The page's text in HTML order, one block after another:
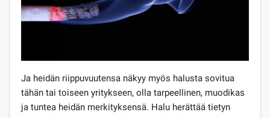
Ja heidän riippuvuutensa näkyy myös halusta sovitua
tähän tai toiseen yritykseen, olla tarpeellinen, muodikas
ja tuntea heidän merkityksensä. Halu herättää tietyn